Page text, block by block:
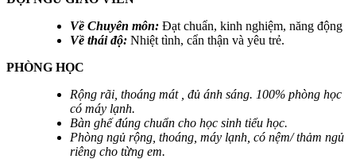
Về Chuyên môn: Đạt chuẩn, kinh nghiệm, năng động
Về thái độ: Nhiệt tình, cẩn thận và yêu trẻ.
PHÒNG HỌC
Rộng rãi, thoáng mát , đủ ánh sáng. 100% phòng học
có máy lạnh.
Bàn ghế đúng chuẩn cho học sinh tiểu học.
Phòng ngủ rộng, thoáng, máy lạnh, có nệm/ thảm ngủ
riêng cho từng em.